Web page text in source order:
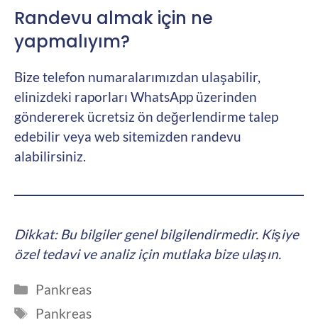
Randevu almak için ne
yapmalıyım?
Bize telefon numaralarımızdan ulaşabilir,
elinizdeki raporları WhatsApp üzerinden
göndererek ücretsiz ön değerlendirme talep
edebilir veya web sitemizden randevu
alabilirsiniz.
Dikkat: Bu bilgiler genel bilgilendirmedir. Kişiye
özel tedavi ve analiz için mutlaka bize ulaşın.
Kategoriler
Pankreas
Etiketler
Pankreas